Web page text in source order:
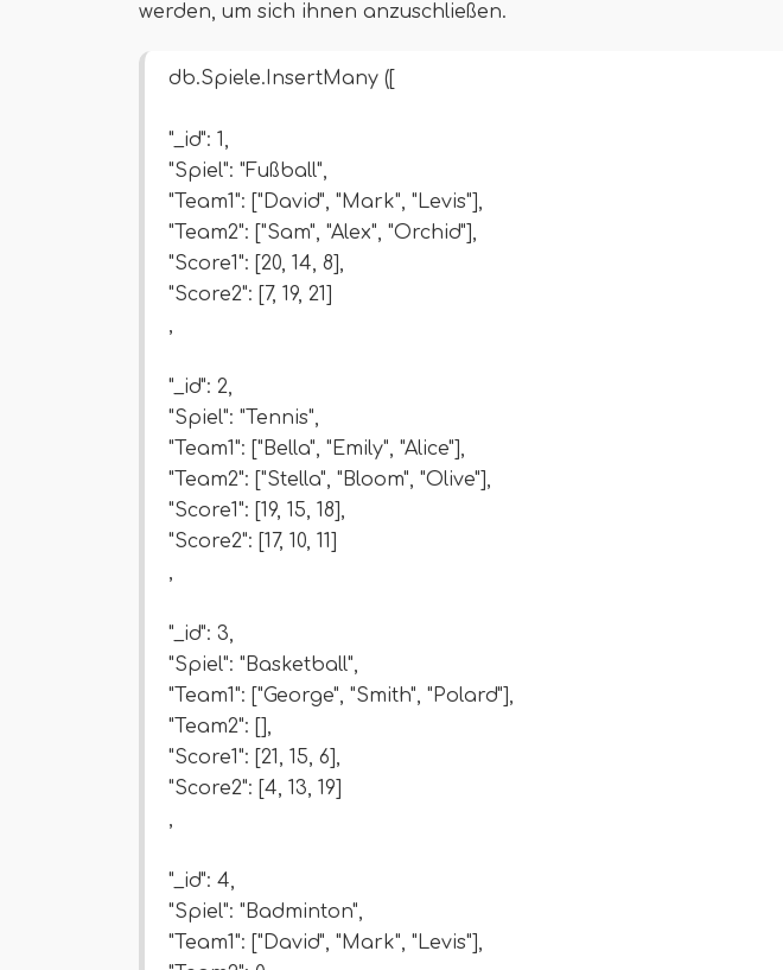
werden, um sich ihnen anzuschließen.
db.Spiele.InsertMany ([
"_id": 1,
"Spiel": "Fußball",
"Team1": ["David", "Mark", "Levis"],
"Team2": ["Sam", "Alex", "Orchid"],
"Score1": [20, 14, 8],
"Score2": [7, 19, 21]
,
"_id": 2,
"Spiel": "Tennis",
"Team1": ["Bella", "Emily", "Alice"],
"Team2": ["Stella", "Bloom", "Olive"],
"Score1": [19, 15, 18],
"Score2": [17, 10, 11]
,
"_id": 3,
"Spiel": "Basketball",
"Team1": ["George", "Smith", "Polard"],
"Team2": [],
"Score1": [21, 15, 6],
"Score2": [4, 13, 19]
,
"_id": 4,
"Spiel": "Badminton",
"Team1": ["David", "Mark", "Levis"],